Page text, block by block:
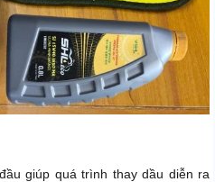
giúp quá trình thay dầu diễn ra